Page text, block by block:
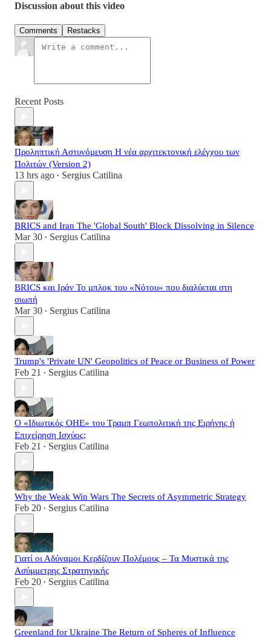
Discussion about this video
Comments Restacks
Recent Posts
Προληπτική Αστυνόμευση Η νέα αρχιτεκτονική ελέγχου των
Πολιτών (Version 2)
13 hrs ago • Sergius Catilina
BRICS and Iran The 'Global South' Block Dissolving in Silence
Mar 30 • Sergius Catilina
BRICS και Ιράν Το μπλοκ του «Νότου» που διαλύεται στη
σιωπή
Mar 30 • Sergius Catilina
Trump's 'Private UN' Geopolitics of Peace or Business of Power
Feb 21 • Sergius Catilina
Ο «Ιδιωτικός ΟΗΕ» του Τραμπ Γεωπολιτική της Ειρήνης ή
Επιχείρηση Ισχύος;
Feb 21 • Sergius Catilina
Why the Weak Win Wars The Secrets of Asymmetric Strategy
Feb 20 • Sergius Catilina
Γιατί οι Αδύναμοι Κερδίζουν Πολέμους – Τα Μυστικά της
Ασύμμετρης Στρατηγικής
Feb 20 • Sergius Catilina
Greenland for Ukraine The Return of Spheres of Influence